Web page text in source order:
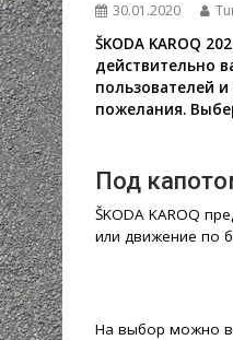
30.01.2020
ŠKODA KAROQ
действительно
пользователей
пожелания.
Под
ŠKODA KAROQ
или движение по
На выбор можно